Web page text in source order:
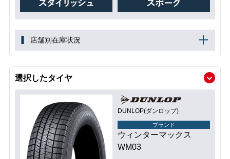
店舗別在庫状況
選択したタイヤ
DUNLOP(ダンロップ)
ブランド
ウィンターマックス
WM03